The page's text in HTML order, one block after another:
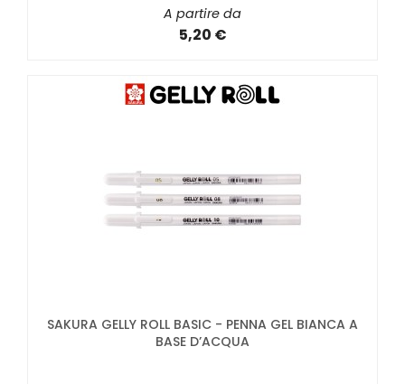
A partire da
5,20 €
SAKURA GELLY ROLL BASIC - PENNA GEL BIANCA A
BASE D’ACQUA